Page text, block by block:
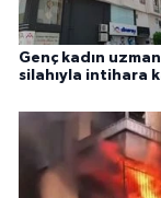
Genç kadın
silahıyla intihara